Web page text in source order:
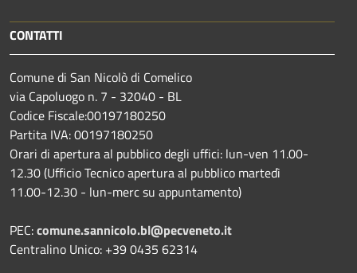
CONTATTI
Comune di San Nicolò di Comelico
via Capoluogo n. 7 - 32040 - BL
Codice Fiscale:00197180250
Partita IVA: 00197180250
Orari di apertura al pubblico degli uffici: lun-ven 11.00-
12.30 (Ufficio Tecnico apertura al pubblico martedì
11.00-12.30 - lun-merc su appuntamento)
PEC:comune.sannicolo.bl@pecveneto.it
Centralino Unico: +39 0435 62314